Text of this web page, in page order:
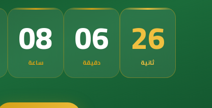
08
ساعة 06
دقيقة 25
ثانية